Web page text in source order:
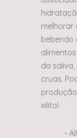
melhorar
bebendo
da
cruas.
xilitol.
-